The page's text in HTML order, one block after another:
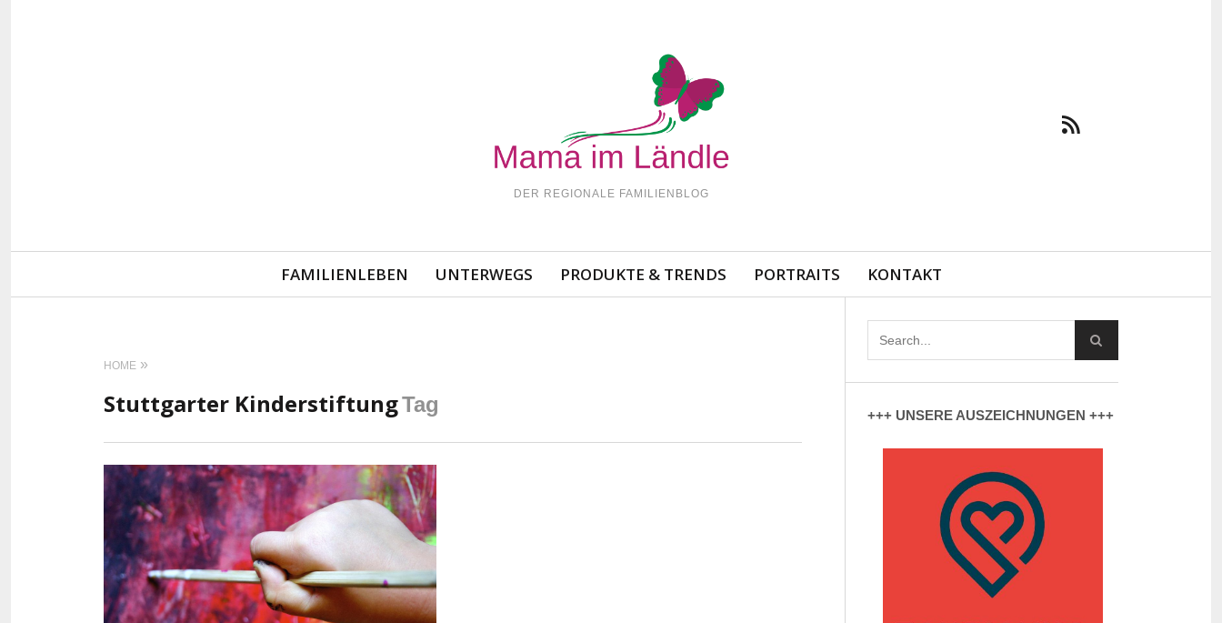
DER REGIONALE FAMILIENBLOG
Navigation
FAMILIENLEBEN UNTERWEGS PRODUKTE & TRENDS PORTRAITS KONTAKT
HOME
Stuttgarter KinderstiftungTag
READ MORE
+++ UNSERE AUSZEICHNUNGEN +++